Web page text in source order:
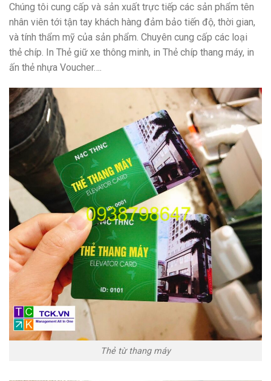
Chúng tôi cung cấp và sản xuất trực tiếp các sản phẩm tên
nhân viên tới tận tay khách hàng đảm bảo tiến độ, thời gian,
và tính thẩm mỹ của sản phẩm. Chuyên cung cấp các loại
thẻ chíp. In Thẻ giữ xe thông minh, in Thẻ chíp thang máy, in
ấn thẻ nhựa Voucher….
Thẻ từ thang máy